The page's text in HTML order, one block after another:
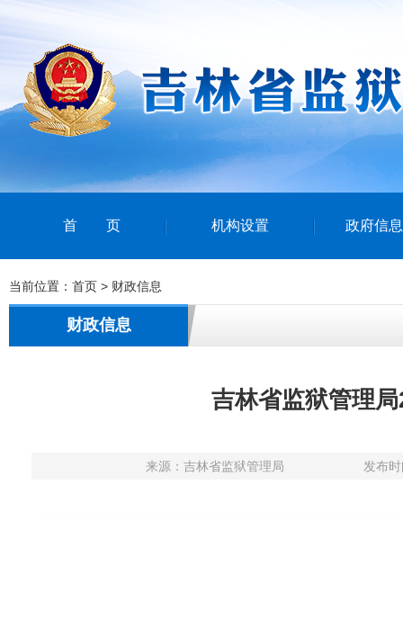
首页 机构设置 政府信
当前位置： 首页 > 财政信息
财政信息
吉林省监狱管理
来源：吉林省监狱管理局 发布